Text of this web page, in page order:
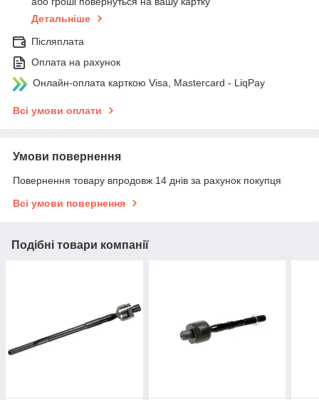
Детальніше
Післяплата
Оплата на рахунок
Онлайн-оплата карткою Visa, Mastercard - LiqPay
Всі умови оплати
Умови повернення
Повернення товару впродовж 14 днів за рахунок покупця
Всі умови повернення
Подібні товари компанії